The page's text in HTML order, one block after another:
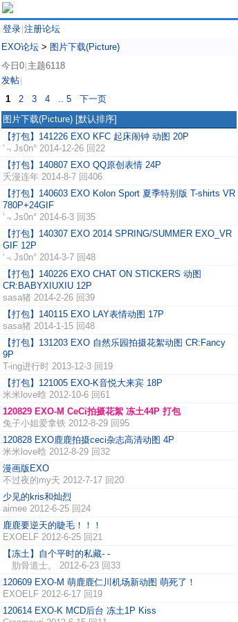
登录 注册论坛
EXO论坛 > 图片下载(Picture)
今日0 主题6118
发帖
1 2 3 4 .. 5
下一页
图片下载(Picture) [默认排序]
【打包】141226 EXO KFC 起床闹钟 动图 20P
‘﹃Js0n° 2014-12-26 回22
【打包】140807 EXO QQ原创表情 24P
夭漫连年 2014-8-7 回406
【打包】140603 EXO Kolon Sport 夏季特别版 T-shirts VR
780P+24GIF
‘﹃Js0n° 2014-6-3 回35
【打包】140307 EXO 2014 SPRING/SUMMER EXO_VR
GIF 12P
‘﹃Js0n° 2014-3-7 回48
【打包】140226 EXO CHAT ON STICKERS 动图
CR:BABYXIUXIU 12P
sasa猪 2014-2-26 回39
【打包】140115 EXO LAY表情动图 17P
sasa猪 2014-1-15 回48
【打包】131203 EXO 自然乐园拍摄花絮动图 CR:Fancy
9P
T-ing进行时 2013-12-3 回19
【打包】121005 EXO-K音悦大来宾 18P
米米love晗 2012-10-6 回61
120829 EXO-M CeCi拍摄花絮 冻土44P 打包
兔子小姐爱拿铁 2012-8-29 回95
120828 EXO鹿鹿拍摄ceci杂志高清动图 4P
米米love晗 2012-8-29 回32
漫画版EXO
不过夜的my天 2012-7-17 回20
少见的kris和灿烈
aimee 2012-6-25 回24
鹿鹿要逆天的睫毛！！！
EXOELF 2012-6-25 回21
【冻土】自个平时的私藏- -
肋骨道士。
2012-6-23 回33
120609 EXO-M 萌鹿鹿仁川机场新动图 萌死了！
EXOELF 2012-6-17 回19
120614 EXO-K MCD后台 冻土1P Kiss